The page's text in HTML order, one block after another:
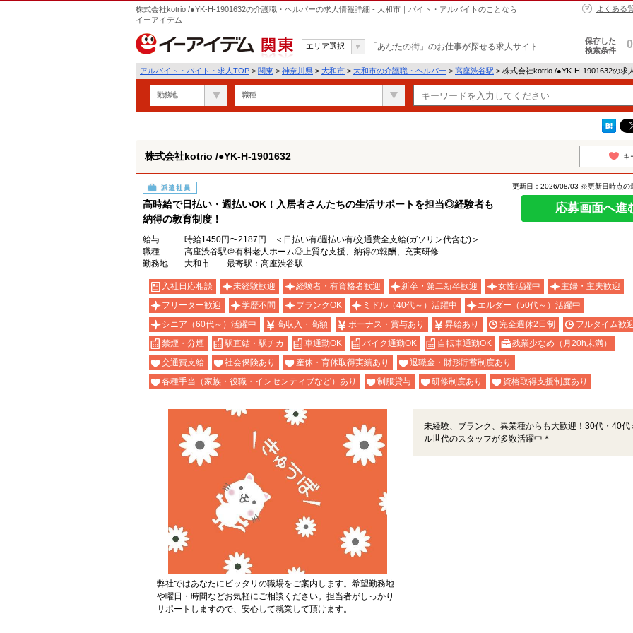
株式会社kotrio /●YK-H-1901632の介護職・ヘルパーの求人情報詳細 - 大和市｜バイト・アルバイトのことなら
イーアイデム
よくある
関東
エリア選択 「あなたの街」のお仕事が探せる求人サイト
保存した
検索条件
0
アルバイト・バイト・求人TOP > 関東 > 神奈川県 > 大和市 > 大和市の介護職・ヘルパー > 高座渋谷駅 > 株式会社kotrio /●YK-H-1901632の求
勤務地 職種
株式会社kotrio /●YK-H-1901632 キ
派遣社員
高時給で日払い・週払いOK！入居者さんたちの生活サポートを担当◎経験者も
納得の教育制度！
更新日：2026/08/03 ※更新日時点の
応募画面へ進
給与
時給1450円〜2187円 ＜日払い有/週払い有/交通費全支給(ガソリン代含む)＞
職種
高座渋谷駅＠有料老人ホーム◎上質な支援、納得の報酬、充実研修
勤務地
大和市 最寄駅：高座渋谷駅
入社日応相談 未経験歓迎 経験者・有資格者歓迎 新卒・第二新卒歓迎 女性活躍中
主婦・主夫歓迎
フリーター歓迎
学歴不問 ブランクOK ミドル（40代～）活躍中
エルダー（50代～）活躍中
シニア（60代～）活躍中
高収入・高額 ボーナス・賞与あり 昇給あり 完全週休2日制
フルタイム歓
禁煙・分煙
駅直結・駅チカ 車通勤OK バイク通勤OK 自転車通勤OK
残業少なめ（月20h未満）
交通費支給
社会保険あり 産休・育休取得実績あり
退職金・財形貯蓄制度あり
各種手当（家族・役職・インセンティブなど）あり
制服貸与 研修制度あり 資格取得支援制度あり
弊社ではあなたにピッタリの職場をご案内します。希望勤務地
や曜日・時間などお気軽にご相談ください。担当者がしっかり
サポートしますので、安心して就業して頂けます。
未経験、ブランク、異業種からも大歓迎！30代・40代
ル世代のスタッフが多数活躍中＊